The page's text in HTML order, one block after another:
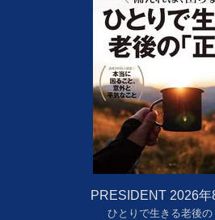
PRESIDENT 2026
ひとりで生きる老後の